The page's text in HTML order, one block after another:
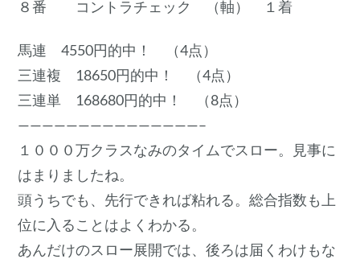
８番 コントラチェック （軸） １着
馬連 4550円的中！ （4点）
三連複 18650円的中！ （4点）
三連単 168680円的中！ （8点）
———————————————–
１０００万クラスなみのタイムでスロー。見事に
はまりましたね。
頭うちでも、先行できれば粘れる。総合指数も上
位に入ることはよくわかる。
あんだけのスロー展開では、後ろは届くわけもな